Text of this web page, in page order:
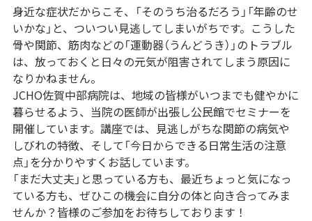
身近な症状だからこそ、「そのうち治るだろう」「年齢のせ
いかな」と、ついつい見逃してしまいがちです。こうした
骨や関節、筋肉などの「運動器（うんどうき）」のトラブル
は、放っておくと日々の元気が阻害されてしまう原因に
なりかねません。
JCHO佐賀中部病院は、地域の皆様がいつまでも健やかに
暮らせるよう、当院の医師が出張し公民館でセミナーを
開催しています。講座では、見逃しがちな関節の病気や
しびれの特徴、そして「今日からできる日常生活の注意
点」を分かりやすくお話しています。
「まだ大丈夫」と思っている方も、最近ちょっと気になっ
ている方も、ぜひこの機会に自分の体と向き合ってみま
せんか？皆様のご参加をお待ちしております！